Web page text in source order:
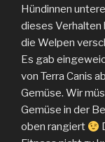
Hündinnen
dieses Verhalten
die Welpen
Es gab
von Terra Canis
Gemüse. Wir
Gemüse in der
oben rangiert